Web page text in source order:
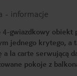
- informacje
gwiazdkowy obiekt
jednego krytego,
a la carte serwującą
pokoje z